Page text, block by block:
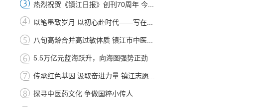
热烈祝贺《镇江日报》创刊70周年 今...
以笔墨致岁月 以初心赴时代——写在...
八旬高龄合并高过敏体质 镇江市中医...
5.5万亿元蓝海跃升，向海图强势正劲
传承红色基因 汲取奋进力量 镇江志愿...
探寻中医药文化 争做国粹小传人